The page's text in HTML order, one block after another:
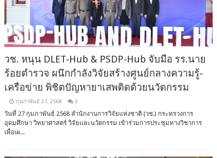
วช. หนุน DLET-Hub & PSDP-Hub จับมือ รร.นาย
ร้อยตำรวจ ผนึกกำลังวิจัยสร้างศูนย์กลางความรู้-
เครือข่าย พิชิตปัญหายาเสพติดด้วยนวัตกรรม
กุมภาพันธ์ 27, 2568 0
วันที่ 27 กุมภาพันธ์ 2568 สำนักงานการวิจัยแห่งชาติ (วช.) กระทรวงการ
อุดมศึกษา วิทยาศาสตร์ วิจัยและนวัตกรรม เข้าร่วมการประชุมทางวิชาการ
เพื่อเผ...